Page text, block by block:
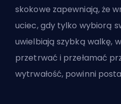
skokowe zapewniają, że
uciec, gdy tylko wybiorą
uwielbiają szybką walkę,
przetrwać i przełamać
wytrwałość, powinni